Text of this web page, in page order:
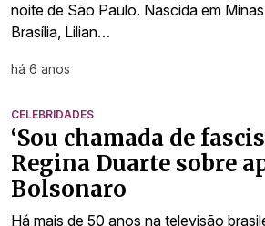
noite de São Paulo. Nascida em
Brasília, Lilian…
há 6 anos
CELEBRIDADES
‘Sou chamada de
Regina Duarte sobre
Bolsonaro
Há mais de 50 anos na televisão